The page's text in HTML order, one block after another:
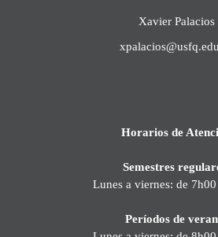
Xavier Palacios
Horarios de
Semestres
Lunes a viernes: de
Períodos de